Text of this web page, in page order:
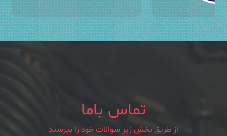
تماس باما
از طریق بخش زیر سوالات خود را بپرسید